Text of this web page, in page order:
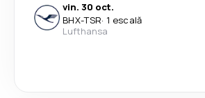
vin. 30 oct.
BHX-TSR· 1 escală
Lufthansa